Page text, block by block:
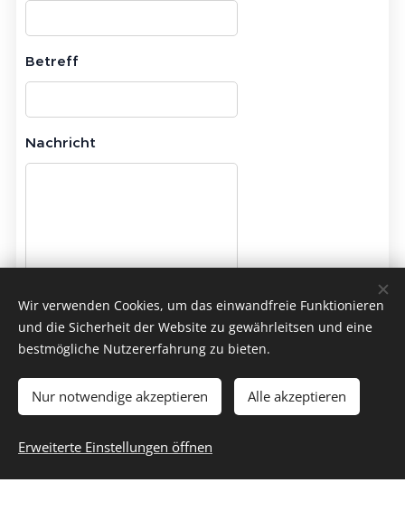
Betreff
Nachricht
Ich stimme der Datenübermittlung zu und
akzeptiere die
Datenschutzerklärung
Abschicken
Kontaktieren Sie Uns
Wir verwenden Cookies, um das einwandfreie Funktionieren
und die Sicherheit der Website zu gewährleitsen und eine
bestmögliche Nutzererfahrung zu bieten.
Nur notwendige akzeptieren Alle akzeptieren
Erweiterte Einstellungen öffnen